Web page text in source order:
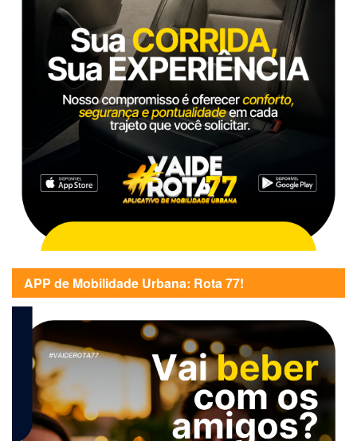
APP de Mobilidade Urbana: Rota 77!